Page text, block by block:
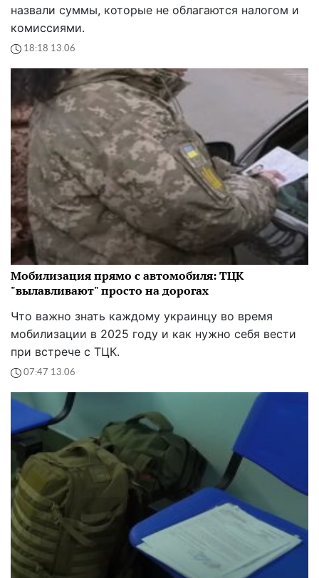
назвали суммы, которые не облагаются налогом и
комиссиями.
18:18 13.06
Мобилизация прямо с автомобиля: ТЦК
"вылавливают" просто на дорогах
Что важно знать каждому украинцу во время
мобилизации в 2025 году и как нужно себя вести
при встрече с ТЦК.
07:47 13.06